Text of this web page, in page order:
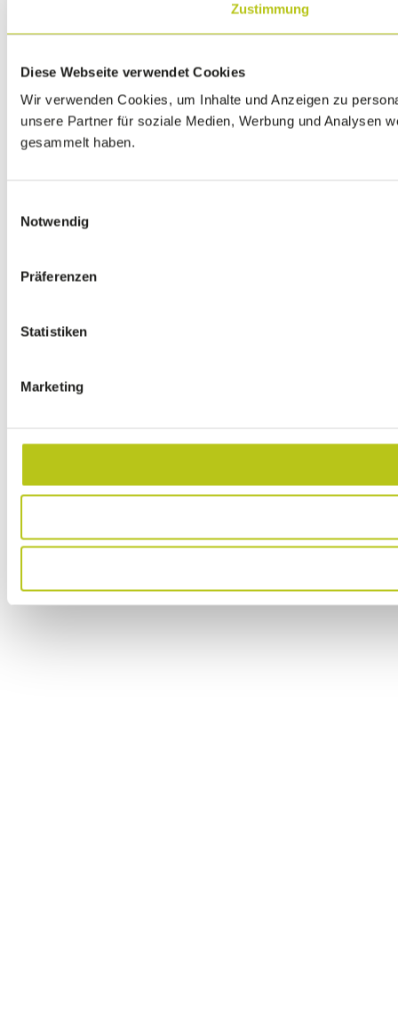
Zustimmung
Diese Webseite verwendet Cookies
Wir verwenden Cookies, um Inhalte und Anzeigen zu
unsere Partner für soziale Medien, Werbung und Analysen
gesammelt haben.
Notwendig
Präferenzen
Statistiken
Marketing